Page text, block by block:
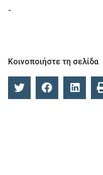
-
Κοινοποιήστε τη σελίδα